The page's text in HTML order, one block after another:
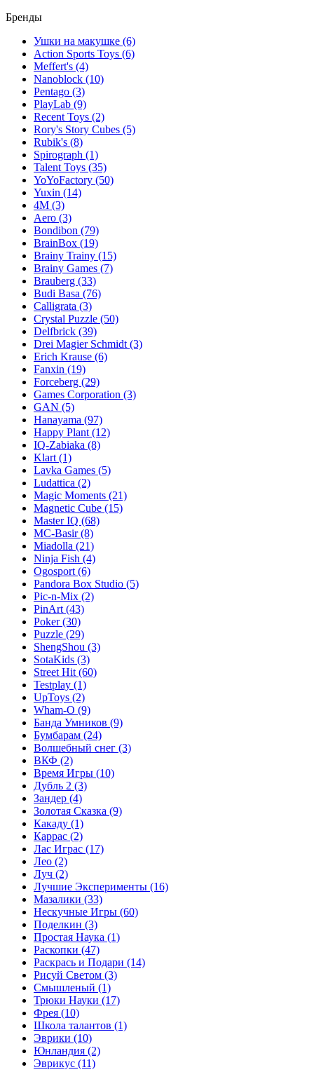
Бренды
Ушки на макушке (6)
Action Sports Toys (6)
Meffert's (4)
Nanoblock (10)
Pentago (3)
PlayLab (9)
Recent Toys (2)
Rory's Story Cubes (5)
Rubik's (8)
Spirograph (1)
Talent Toys (35)
YoYoFactory (50)
Yuxin (14)
4M (3)
Aero (3)
Bondibon (79)
BrainBox (19)
Brainy Trainy (15)
Brainy Games (7)
Brauberg (33)
Budi Basa (76)
Calligrata (3)
Crystal Puzzle (50)
Delfbrick (39)
Drei Magier Schmidt (3)
Erich Krause (6)
Fanxin (19)
Forceberg (29)
Games Corporation (3)
GAN (5)
Hanayama (97)
Happy Plant (12)
IQ-Zabiaka (8)
Klart (1)
Lavka Games (5)
Ludattica (2)
Magic Moments (21)
Magnetic Cube (15)
Master IQ (68)
MC-Basir(8)
Miadolla (21)
Ninja Fish (4)
Ogosport (6)
Pandora Box Studio (5)
Pic-n-Mix (2)
PinArt (43)
Poker(30)
Puzzle (29)
ShengShou (3)
SotaKids (3)
Street Hit (60)
Testplay (1)
UpToys (2)
Wham-O (9)
Банда Умников (9)
Бумбарам (24)
Волшебный снег (3)
ВКФ (2)
Время Игры (10)
Дубль 2 (3)
Зандер (4)
Золотая Сказка (9)
Какаду (1)
Каррас (2)
Лас Играс (17)
Лео (2)
Луч (2)
Лучшие Эксперименты (16)
Мазалики (33)
Нескучные Игры (60)
Поделкин (3)
Простая Наука (1)
Раскопки (47)
Раскрась и Подари (14)
Рисуй Светом (3)
Смышленый (1)
Трюки Науки (17)
Фрея (10)
Школа талантов (1)
Эврики (10)
Юнландия (2)
Эврикус (11)